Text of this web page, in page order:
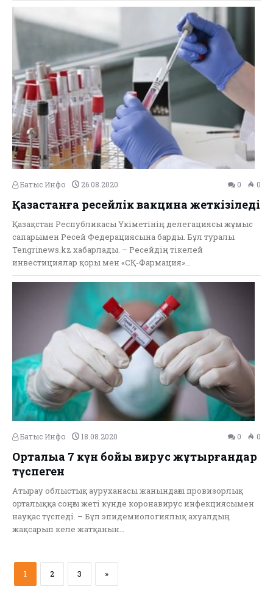
Батыс Инфо 26.08.2020 0 0
Қазақстанға ресейлік вакцина жеткізіледі
Қазақстан Республикасы Үкіметінің делегациясы жұмыс
сапарымен Ресей Федерациясына барды. Бұл туралы
Tengrinews.kz хабарлады. – Ресейдің тікелей
инвестициялар қоры мен «СҚ-Фармация»…
Батыс Инфо 18.08.2020 0 0
Орталыққа 7 күн бойы вирус жұқтырғандар
түспеген
Атырау облыстық ауруханасы жанындағы провизорлық
орталыққа соңғы жеті күнде коронавирус инфекциясымен
науқас түспеді. – Бұл эпидемиологиялық ахуалдың
жақсарып келе жатқанын…
1 2 3 »